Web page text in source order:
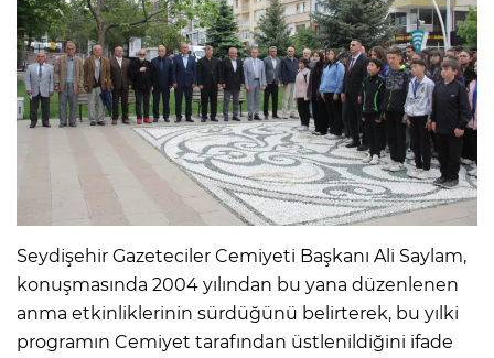
Seydişehir Gazeteciler Cemiyeti Başkanı Ali Saylam,
konuşmasında 2004 yılından bu yana düzenlenen
anma etkinliklerinin sürdüğünü belirterek, bu yılki
programın Cemiyet tarafından üstlenildiğini ifade